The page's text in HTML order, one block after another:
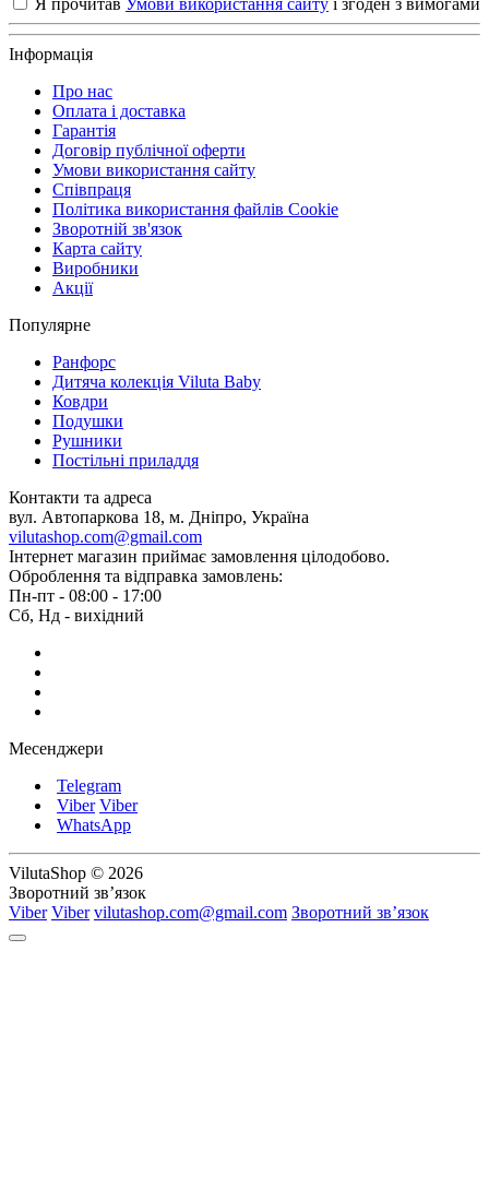
Інформація
Про нас
Оплата і доставка
Гарантія
Договір публічної оферти
Умови використання сайту
Співпраця
Політика використання файлів Cookie
Зворотній зв'язок
Карта сайту
Виробники
Акції
Популярне
Ранфорс
Дитяча колекція Viluta Baby
Ковдри
Подушки
Рушники
Постільні приладдя
Контакти та адреса
вул. Автопаркова 18, м. Дніпро, Україна
vilutashop.com@gmail.com
Інтернет магазин приймає замовлення цілодобово.
Оброблення та відправка замовлень:
Пн-пт - 08:00 - 17:00
Сб, Нд - вихідний
Месенджери
Telegram
Viber Viber
WhatsApp
VilutaShop © 2026
Зворотний зв’язок
Viber Viber vilutashop.com@gmail.com Зворотний зв’язок